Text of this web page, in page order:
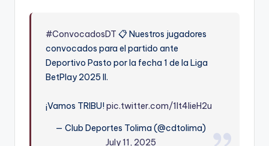
#ConvocadosDT 📋 Nuestros jugadores
convocados para el partido ante
Deportivo Pasto por la fecha 1 de la Liga
BetPlay 2025 II.
¡Vamos TRIBU!pic.twitter.com/1It4lieH2u
— Club Deportes Tolima (@cdtolima)
July 11, 2025